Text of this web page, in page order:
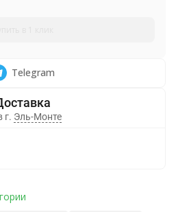
Telegram
г. Эль-Монте